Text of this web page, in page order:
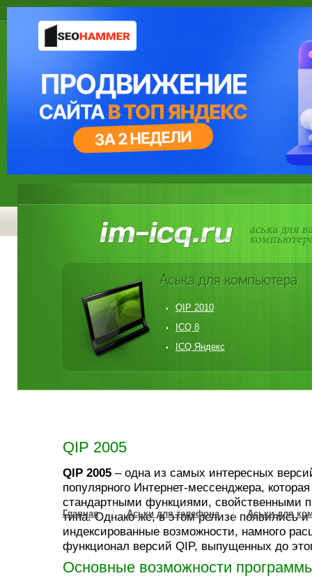
QIP 2010
ICQ 8
ICQ Яндекс
Главная Аськи для телефона Аськи для
QIP 2005
QIP 2005 – одна из самых интересных
популярного Интернет-мессенджера,
стандартными функциями, свойственными
типа. Однако же, в этом релизе появились и
индексированные возможности, намного
функционал версий QIP, выпущенных до
Основные возможности